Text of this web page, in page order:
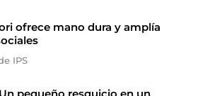
ofrece mano dura y amplía
IPS